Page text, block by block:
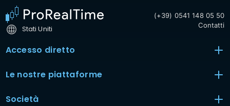
Stati Uniti
(+39) 0541 148 05 50
Contatti
Accesso diretto
Le nostre piattaforme
Società